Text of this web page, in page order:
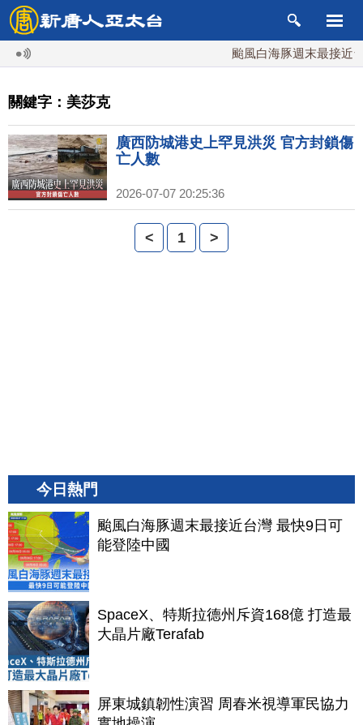
颱風白海豚週末最接近台
關鍵字：美莎克
廣西防城港史上罕見洪災 官方封鎖傷
亡人數
2026-07-07 20:25:36
< 1 >
今日熱門
颱風白海豚週末最接近台灣 最快9日可
能登陸中國
SpaceX、特斯拉德州斥資168億 打造最
大晶片廠Terafab
屏東城鎮韌性演習 周春米視導軍民協力